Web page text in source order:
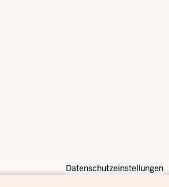
Datenschutzeinstellungen